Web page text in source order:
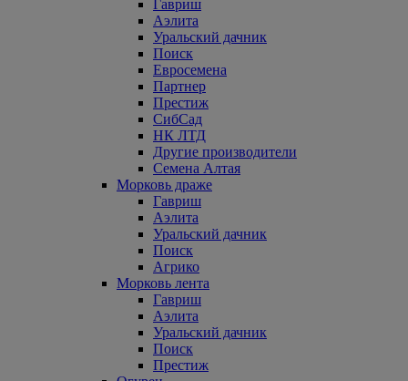
Гавриш
Аэлита
Уральский дачник
Поиск
Евросемена
Партнер
Престиж
СибСад
НК ЛТД
Другие производители
Семена Алтая
Морковь драже
Гавриш
Аэлита
Уральский дачник
Поиск
Агрико
Морковь лента
Гавриш
Аэлита
Уральский дачник
Поиск
Престиж